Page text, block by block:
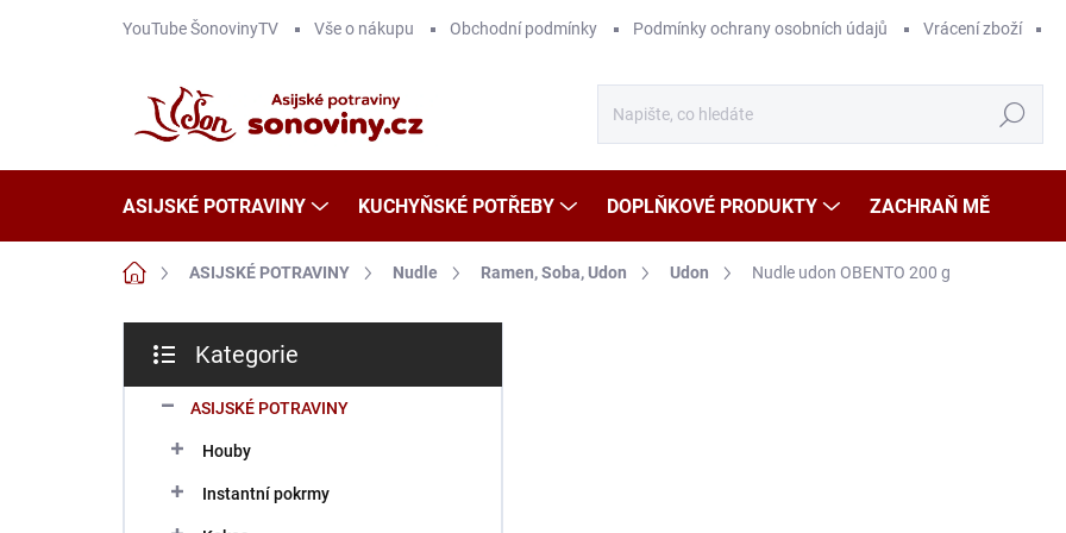
YouTube ŠonovinyTV Vše o nákupu Obchodní podmínky Podmínky ochrany osobních údajů Vrácení zboží
Hledat
ASIJSKÉ POTRAVINY KUCHYŇSKÉ POTŘEBY DOPLŇKOVÉ PRODUKTY ZACHRAŇ MĚ
Domů ASIJSKÉ POTRAVINY Nudle Ramen, Soba, Udon Udon Nudle udon OBENTO 200 g
s
kategorie
Kategorie
ASIJSKÉ POTRAVINY
Houby
Instantní pokrmy